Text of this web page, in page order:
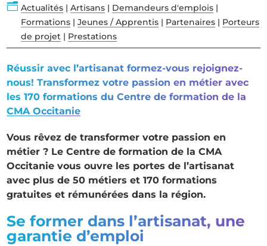
n Actualités| Artisans| Demandeurs d'emplois|
Formations| Jeunes / Apprentis| Partenaires| Porteurs
de projet| Prestations
Réussir avec l’artisanat formez-vous rejoignez-
nous! Transformez votre passion en métier avec
les 170 formations du Centre de formation de la
CMA Occitanie
Vous rêvez de transformer votre passion en
métier ? Le Centre de formation de la CMA
Occitanie vous ouvre les portes de l’artisanat
avec plus de 50 métiers et 170 formations
gratuites et rémunérées dans la région.
Se former dans l’artisanat, une
garantie d’emploi